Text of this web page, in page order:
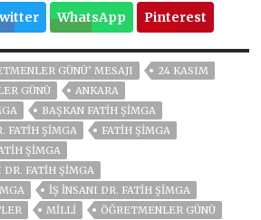
WhatsApp Pinterest
GÜNÜ’ MESAJI
24 KASIM
GÜNÜ
ANKARA
BAŞKAN FATIH ŞİMGA
FATIH ŞIMGA
FATİH ŞİMGA
ŞİMGA
DR. FATIH ŞİMGA
IŞ INSANI DR. FATIH ŞİMGA
MİLLİ
ÖĞRETMENLER GÜNÜ